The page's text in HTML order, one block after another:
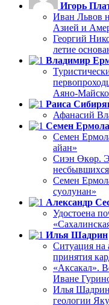
Игорь
Иван Львов
Азией и
Георгий
летие
Владимир
Аяно-
Раиса
Афанасий
Семен
Семен
айан»
Сиэн Өкөр.
Семен
суолунан»
Александр
Удостоена
Илья Шадрин
Ситуация на
принятия
«Аксакал».
Иване
Илья
геологии